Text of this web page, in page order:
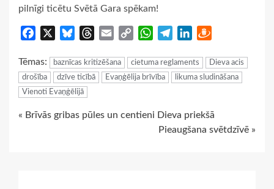
pilnīgi ticētu Svētā Gara spēkam!
Facebook BlueskyThreads
Email
Copy
WhatsApp
TelegramLinkedIn
Tēmas: baznīcas kritizēšana cietuma reglaments
Dieva acis
drošība
dzīve ticībā Evaņģēlija brīvība
likuma sludināšana
Vienoti Evaņģēlijā
Continue
« Brīvās gribas pūles un centieni Dieva priekšā
Pieaugšana svētdzīvē »